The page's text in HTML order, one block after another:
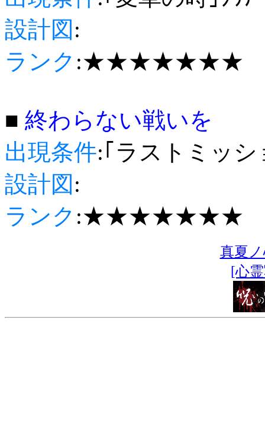
設計図 :
ランク :★★★★★★★
■ 終わらない戦いを
出現条件:｢ラストミッシ
設計図 :
ランク :★★★★★★★
真夏
[心